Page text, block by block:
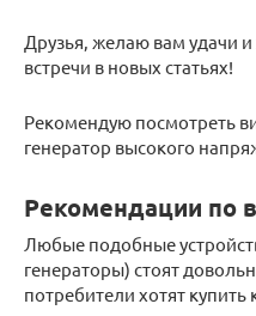
Друзья, желаю вам удачи
встречи в новых статьях!
Рекомендую посмотреть
генератор высокого
Рекомендации по
Любые подобные
генераторы) стоят
потребители хотят